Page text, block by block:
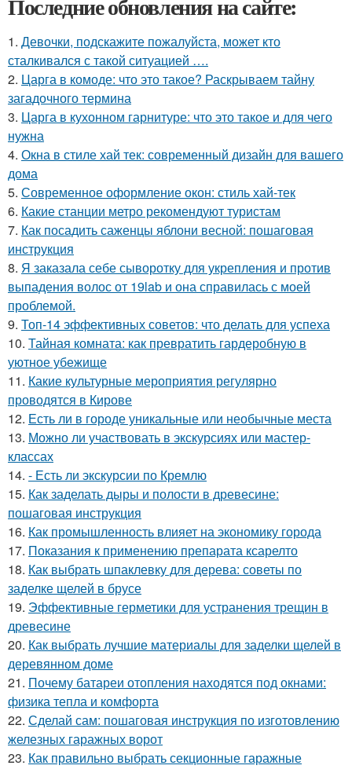
Последние обновления на сайте:
1. Девочки, подскажите пожалуйста, может кто
сталкивался с такой ситуацией ….
2. Царга в комоде: что это такое? Раскрываем тайну
загадочного термина
3. Царга в кухонном гарнитуре: что это такое и для чего
нужна
4. Окна в стиле хай тек: современный дизайн для вашего
дома
5. Современное оформление окон: стиль хай-тек
6. Какие станции метро рекомендуют туристам
7. Как посадить саженцы яблони весной: пошаговая
инструкция
8. Я заказала себе сыворотку для укрепления и против
выпадения волос от 19lab и она справилась с моей
проблемой.
9. Топ-14 эффективных советов: что делать для успеха
10. Тайная комната: как превратить гардеробную в
уютное убежище
11. Какие культурные мероприятия регулярно
проводятся в Кирове
12. Есть ли в городе уникальные или необычные места
13. Можно ли участвовать в экскурсиях или мастер-
классах
14. - Есть ли экскурсии по Кремлю
15. Как заделать дыры и полости в древесине:
пошаговая инструкция
16. Как промышленность влияет на экономику города
17. Показания к применению препарата ксарелто
18. Как выбрать шпаклевку для дерева: советы по
заделке щелей в брусе
19. Эффективные герметики для устранения трещин в
древесине
20. Как выбрать лучшие материалы для заделки щелей в
деревянном доме
21. Почему батареи отопления находятся под окнами:
физика тепла и комфорта
22. Сделай сам: пошаговая инструкция по изготовлению
железных гаражных ворот
23. Как правильно выбрать секционные гаражные